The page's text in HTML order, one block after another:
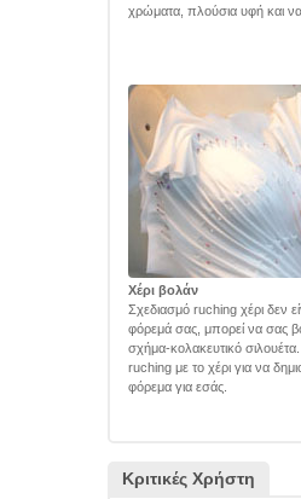
χρώματα, πλούσια υφή και να
Χέρι βολάν
Σχεδιασμό ruching χέρι δεν
φόρεμά σας, μπορεί να σας
σχήμα-κολακευτικό
ruching με το χέρι για να
φόρεμα για εσάς.
Κριτικές Χρήστη